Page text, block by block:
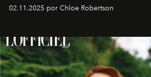
02.11.2025 por Chloe Robertson